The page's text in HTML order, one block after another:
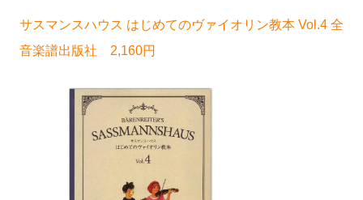
サスマンスハウス はじめてのヴァイオリン教本 Vol.4 全
音楽譜出版社 2,160円